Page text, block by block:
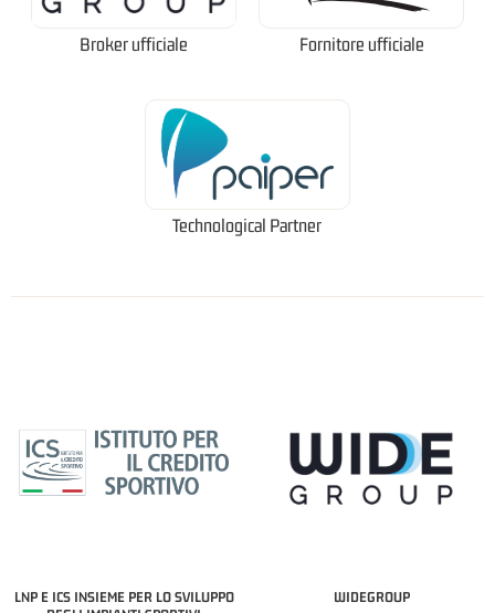
Broker ufficiale Fornitore ufficiale
Technological Partner
LNP E ICS INSIEME PER LO SVILUPPO
WIDEGROUP